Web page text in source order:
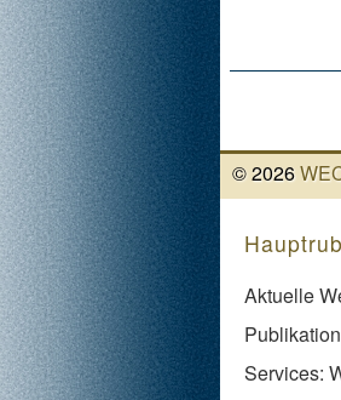
©2026
Aktuelle
Services: